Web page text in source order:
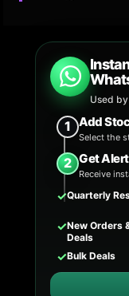
Used
1 Add
Select the
2 Get
Receive
✓Quarterly
✓New Orders
Deals
✓Bulk Deals